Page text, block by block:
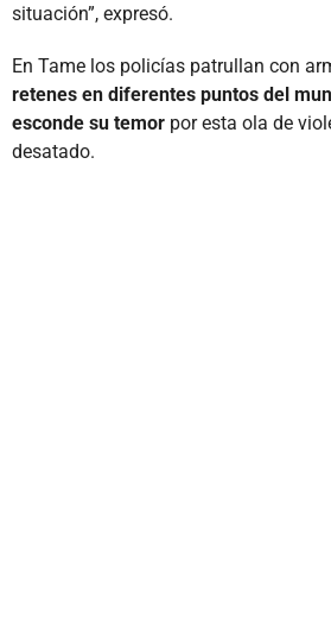
situación”, expresó.
En Tame los policías patrullan con
retenes en diferentes puntos del
esconde su temor por esta ola de
desatado.